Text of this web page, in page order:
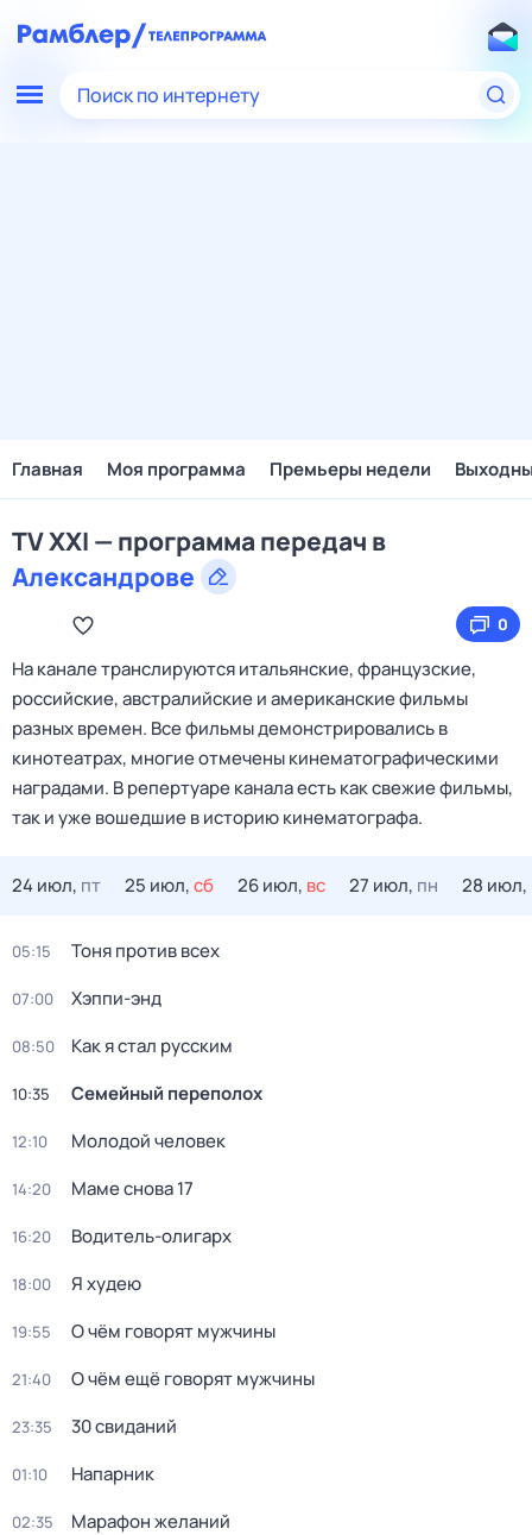
Поиск по интернету
Главная Моя программа Премьеры недели
TV XXI — программа передач в
Александрове
0
На канале транслируются итальянские, французские,
российские, австралийские и американские фильмы
разных времен. Все фильмы демонстрировались в
кинотеатрах, многие отмечены кинематографическими
наградами. В репертуаре канала есть как свежие фильмы,
так и уже вошедшие в историю кинематографа.
24 июл, пт 25 июл,сб 26 июл, вс 27 июл, пн 28 июл,
05:15 Тоня против всех
07:00 Хэппи-энд
08:50 Как я стал русским
10:35 Семейный переполох
12:10 Молодой человек
14:20 Маме снова 17
16:20 Водитель-олигарх
18:00 Я худею
19:55 О чём говорят мужчины
21:40 О чём ещё говорят мужчины
23:35 30 свиданий
01:10 Напарник
02:35 Марафон желаний